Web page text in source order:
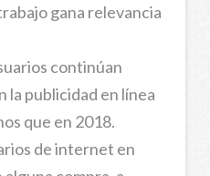
gana relevancia
continúan
publicidad en línea
que en 2018.
de internet en